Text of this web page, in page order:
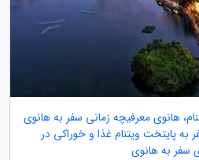
هانوی معرفیچه زمانی سفر به هانوی
به پایتخت ویتنام غذا و خوراکی در
سفر به هانوی